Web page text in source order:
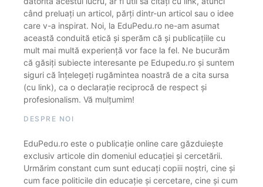
când preluați un articol, părți dintr-un articol sau o idee
care v-a inspirat. Noi, la EduPedu.ro ne-am asumat
această conduită etică și sperăm că și publicațiile cu
mult mai multă experiență vor face la fel. Ne bucurăm
că găsiți subiecte interesante pe Edupedu.ro și suntem
siguri că înțelegeți rugămintea noastră de a cita sursa
(cu link), ca o declarație reciprocă de respect și
profesionalism. Vă mulțumim!
DESPRE NOI
EduPedu.ro este o publicație online care găzduiește
exclusiv articole din domeniul educației și cercetării.
Urmărim constant cum sunt educați copiii noștri, cine și
cum face politicile din educație și cercetare, cine și cum